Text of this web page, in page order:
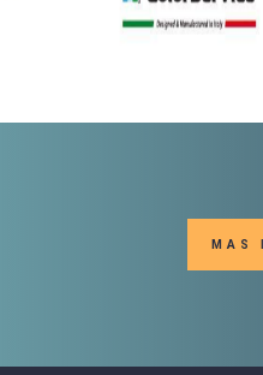
MAS